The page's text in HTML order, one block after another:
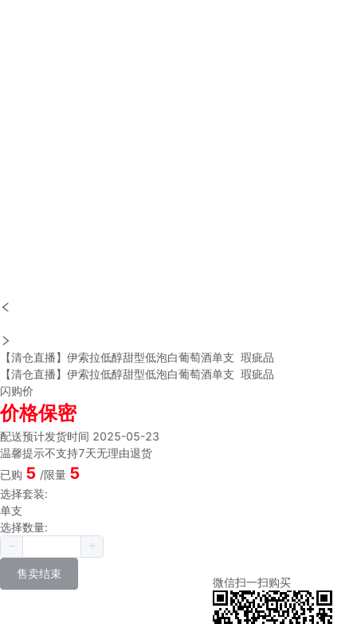
【清仓直播】伊索拉低醇甜型低泡白葡萄酒单支 瑕疵品
【清仓直播】伊索拉低醇甜型低泡白葡萄酒单支 瑕疵品
闪购价
价格保密
配送预计发货时间 2025-05-23
温馨提示不支持7天无理由退货
已购 5 /限量 5
选择套装:
单支
选择数量:
售卖结束
微信扫一扫购买